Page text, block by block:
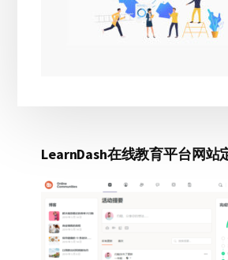
LearnDash在线教育平台网站